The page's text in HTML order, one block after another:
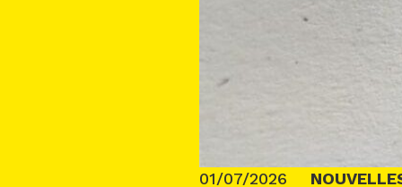
01/07/2026